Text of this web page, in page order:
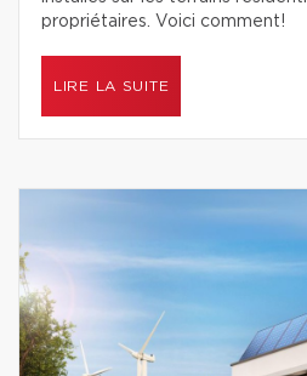
propriétaires. Voici comment!
LIRE LA SUITE